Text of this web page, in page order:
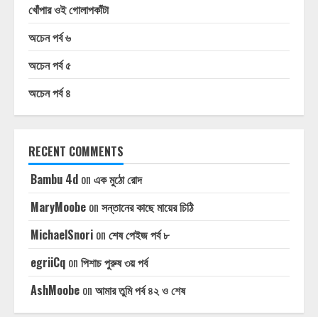
খোঁপার ওই গোলাপকাঁটা
অচেন পর্ব ৬
অচেন পর্ব ৫
অচেন পর্ব ৪
RECENT COMMENTS
Bambu 4d on এক মুঠো রোদ
MaryMoobe on সন্তানের কাছে মায়ের চিঠি
MichaelSnori on শেষ পেইজ পর্ব ৮
egriiCq on পিশাচ পুরুষ ৩য় পর্ব
AshMoobe on আমার তুমি পর্ব ৪২ ও শেষ